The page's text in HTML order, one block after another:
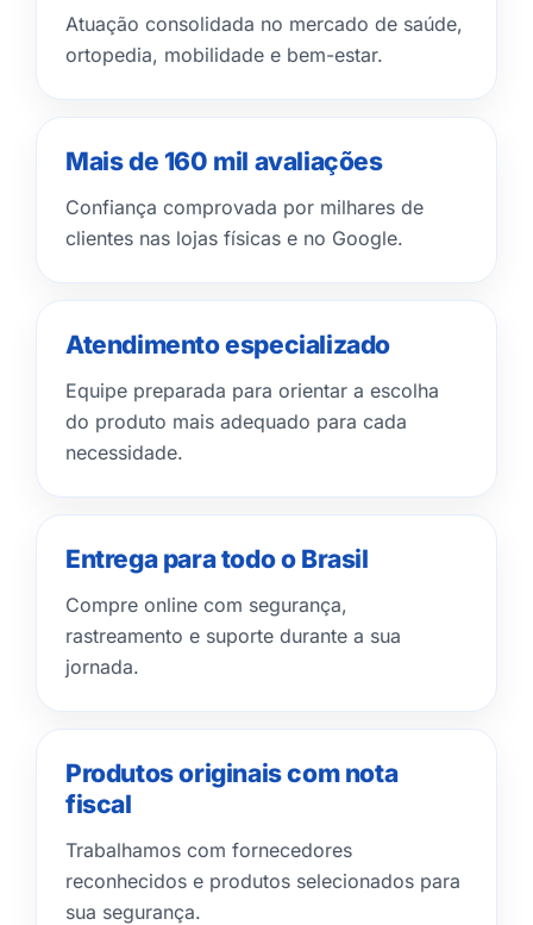
Atuação consolidada no mercado de saúde,
ortopedia, mobilidade e bem-estar.
Mais de 160 mil avaliações
Confiança comprovada por milhares de
clientes nas lojas físicas e no Google.
Atendimento especializado
Equipe preparada para orientar a escolha
do produto mais adequado para cada
necessidade.
Entrega para todo o Brasil
Compre online com segurança,
rastreamento e suporte durante a sua
jornada.
Produtos originais com nota
fiscal
Trabalhamos com fornecedores
reconhecidos e produtos selecionados para
sua segurança.